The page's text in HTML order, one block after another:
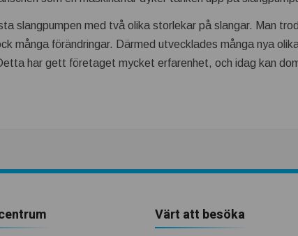
slangpumpen med två olika storlekar på slangar. Man
många förändringar. Därmed utvecklades många nya
har gett företaget mycket erfarenhet, och idag kan
Värt att besöka